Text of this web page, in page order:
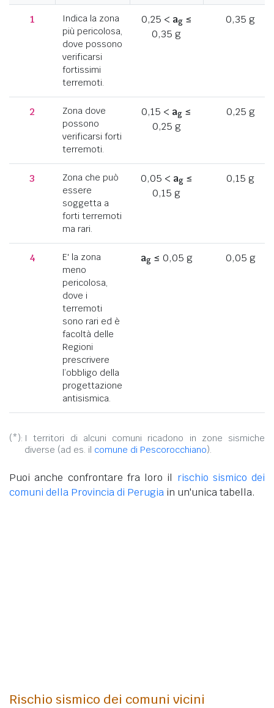
1
Indica la zona
più pericolosa,
dove possono
verificarsi
fortissimi
terremoti.
0,25 < ag≤
0,35 g
0,35 g
2
Zona dove
possono
verificarsi forti
terremoti.
0,15 < ag ≤
0,25 g
0,25 g
3
Zona che può
essere
soggetta a
forti terremoti
ma rari.
0,05 < ag≤
0,15 g
0,15 g
4
E' la zona
meno
pericolosa,
dove i
terremoti
sono rari ed è
facoltà delle
Regioni
prescrivere
l’obbligo della
progettazione
antisismica.
ag≤ 0,05 g 0,05 g
(*): I territori di alcuni comuni ricadono in zone sismiche
diverse (ad es. il comune di Pescorocchiano).
Puoi anche confrontare fra loro il rischio sismico dei
comuni della Provincia di Perugia in un'unica tabella.
Rischio sismico dei comuni vicini